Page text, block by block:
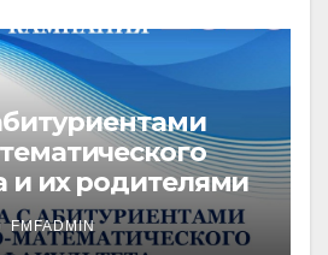
и их родителями
FMFADMIN